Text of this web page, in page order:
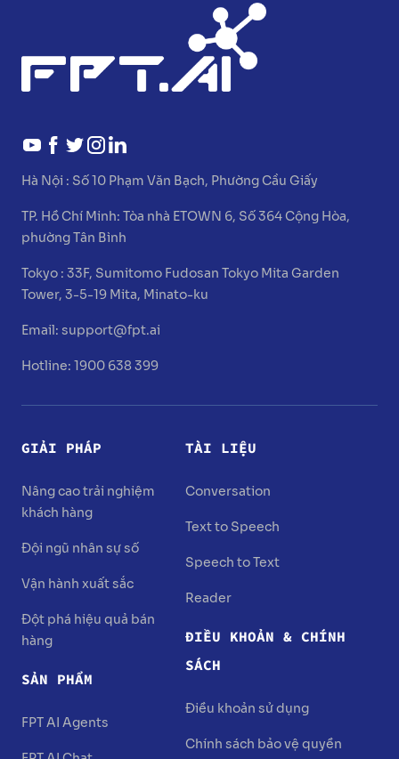
Hà Nội : Số 10 Phạm Văn Bạch, Phường Cầu Giấy
TP. Hồ Chí Minh:Tòa nhà ETOWN 6, Số 364 Cộng Hòa,
phường Tân Bình
Tokyo :33F, Sumitomo Fudosan Tokyo Mita Garden
Tower, 3-5-19 Mita, Minato-ku
Email:support@fpt.ai
Hotline: 1900 638 399
GIẢI PHÁP
Nâng cao trải nghiệm
khách hàng
Đội ngũ nhân sự số
Vận hành xuất sắc
Đột phá hiệu quả bán
hàng
SẢN PHẨM
FPT AI Agents
TÀI LIỆU
Conversation
Text to Speech
Speech to Text
Reader
ĐIỀU KHOẢN & CHÍNH
SÁCH
Điều khoản sử dụng
Chính sách bảo vệ quyền